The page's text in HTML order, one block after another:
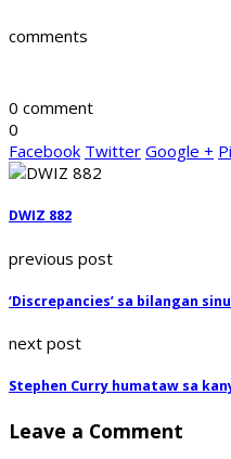
comments
0 comment
0
Facebook Twitter Google +
DWIZ 882
previous post
‘Discrepancies’ sa bilangan
next post
Stephen Curry humataw sa
Leave a Comment